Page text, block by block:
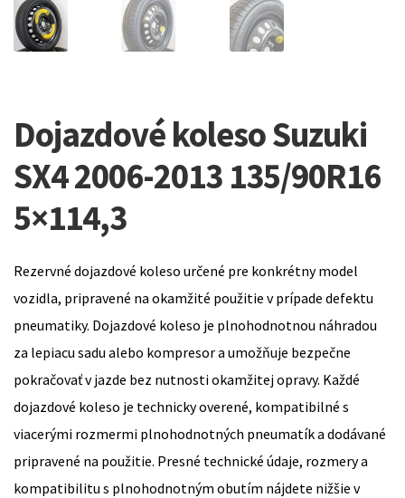
Dojazdové koleso Suzuki
SX4 2006-2013 135/90R16
5×114,3
Rezervné dojazdové koleso určené pre konkrétny model
vozidla, pripravené na okamžité použitie v prípade defektu
pneumatiky. Dojazdové koleso je plnohodnotnou náhradou
za lepiacu sadu alebo kompresor a umožňuje bezpečne
pokračovať v jazde bez nutnosti okamžitej opravy. Každé
dojazdové koleso je technicky overené, kompatibilné s
viacerými rozmermi plnohodnotných pneumatík a dodávané
pripravené na použitie. Presné technické údaje, rozmery a
kompatibilitu s plnohodnotným obutím nájdete nižšie v